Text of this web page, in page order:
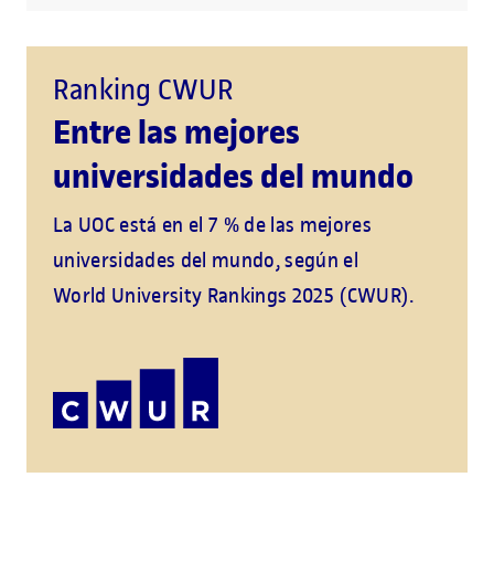
Ranking CWUR
Entre las mejores
universidades del mundo
La UOC está en el 7 % de las mejores
universidades del mundo, según el
World University Rankings 2025 (CWUR).